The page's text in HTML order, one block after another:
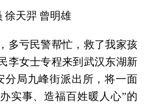
徐天羿 曾明雄
多亏民警帮忙，救了我家孩
李女士专程来到武汉东湖新
分局九峰街派出所，将一面
实事、造福百姓暖人心”的